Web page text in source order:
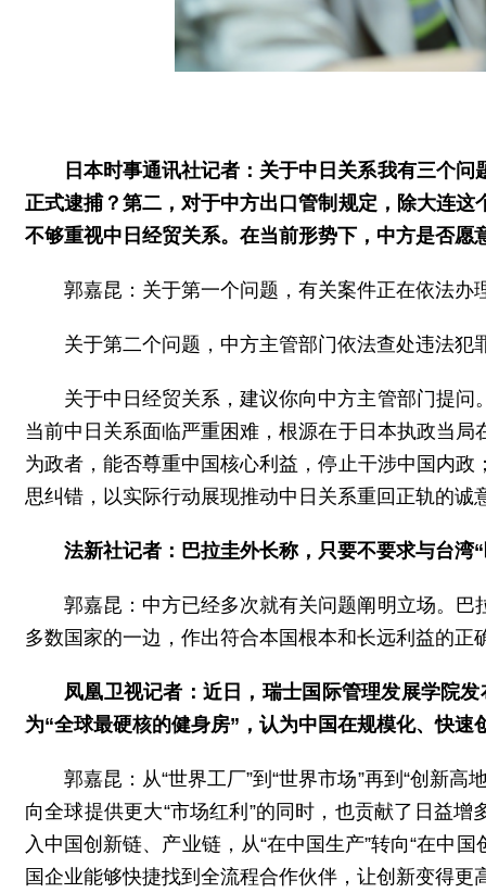
日本时事通讯社记者：关于中日关系我有三个
正式逮捕？第二，对于中方出口管制规定，除大连
不够重视中日经贸关系。在当前形势下，中方是否
郭嘉昆：关于第一个问题，有关案件正在依法办
关于第二个问题，中方主管部门依法查处违法
关于中日经贸关系，建议你向中方主管部门提
当前中日关系面临严重困难，根源在于日本执政当
为政者，能否尊重中国核心利益，停止干涉中国内
思纠错，以实际行动展现推动中日关系重回正轨的诚
法新社记者：巴拉圭外长称，只要不要求与台
郭嘉昆：中方已经多次就有关问题阐明立场。
多数国家的一边，作出符合本国根本和长远利益的正
凤凰卫视记者：近日，瑞士国际管理发展学院
为“全球最硬核的健身房”，认为中国在规模化、快
郭嘉昆：从“世界工厂”到“世界市场”再到“创新
向全球提供更大“市场红利”的同时，也贡献了日益
入中国创新链、产业链，从“在中国生产”转向“在中
国企业能够快捷找到全流程合作伙伴，让创新变得